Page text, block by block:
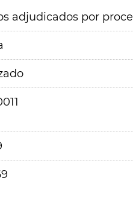
adjudicados por